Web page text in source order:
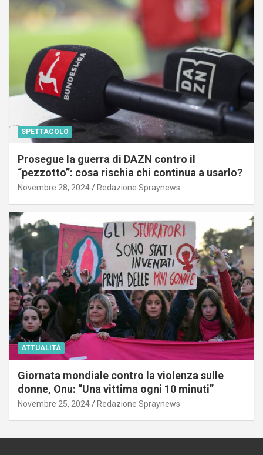
SPETTACOLO
Prosegue la guerra di DAZN contro il
“pezzotto”: cosa rischia chi continua a usarlo?
Novembre 28, 2024 Redazione Spraynews
ATTUALITÀ
Giornata mondiale contro la violenza sulle
donne, Onu: “Una vittima ogni 10 minuti”
Novembre 25, 2024 Redazione Spraynews